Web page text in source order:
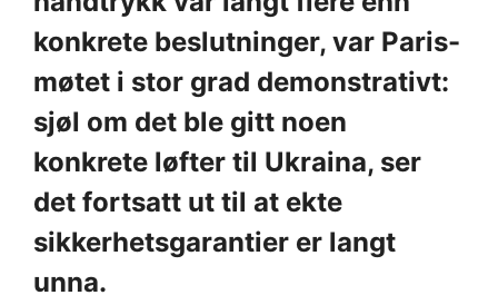
konkrete beslutninger, var Paris-
møtet i stor grad demonstrativt:
sjøl om det ble gitt noen
konkrete løfter til Ukraina, ser
det fortsatt ut til at ekte
sikkerhetsgarantier er langt
unna.